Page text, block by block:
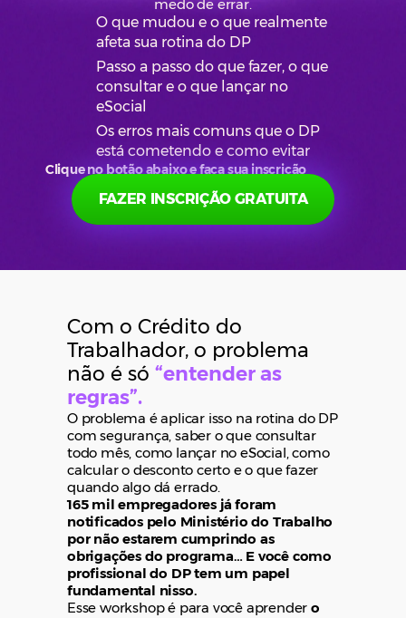
medo de errar.
O que mudou e o que realmente
afeta sua rotina do DP
Passo a passo do que fazer, o que
consultar e o que lançar no
eSocial
Os erros mais comuns que o DP
está cometendo e como evitar
Clique no botão abaixo e faça sua inscrição
FAZER INSCRIÇÃO GRATUITA
Com o Crédito do
Trabalhador, o problema
não é só “entender as
regras”.
O problema é aplicar isso na rotina do DP
com segurança, saber o que consultar
todo mês, como lançar no eSocial, como
calcular o desconto certo e o que fazer
quando algo dá errado.
165 mil empregadores já foram
notificados pelo Ministério do Trabalho
por não estarem cumprindo as
obrigações do programa… E você como
profissional do DP tem um papel
fundamental nisso.
Esse workshop é para você aprender o
QUERO PARTICIPAR
QUERO PARTICIPAR